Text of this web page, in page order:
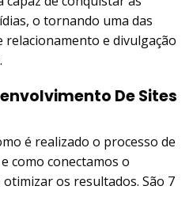
o tornando uma das
e divulgação
De Sites
é realizado o processo de
como conectamos o
os resultados. São 7